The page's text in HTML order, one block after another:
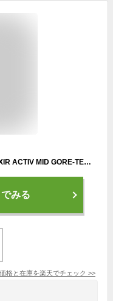
24秋冬 サロモン Salomon レディース ELIXIR ACTIV MID GORE-TEX L474574 防水 ゴアテックス 登山靴 トレッキングシューズ ミッドカット ミドルカット アウトドア キャンプ サロモンスニーカー
みる
価格と在庫を楽天でチェック >>